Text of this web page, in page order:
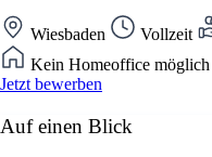
Wiesbaden Vollzeit
Kein Homeoffice möglich
Jetzt bewerben
Auf einen Blick